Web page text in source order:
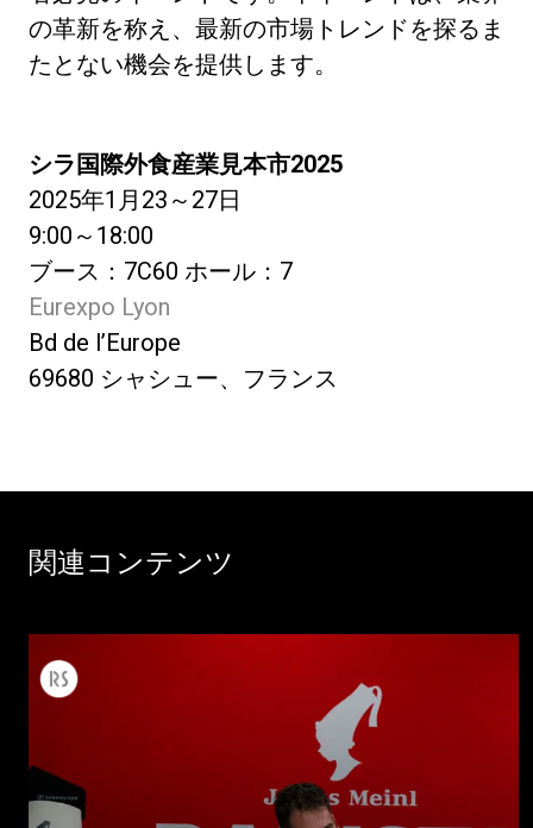
の革新を称え、最新の市場トレンドを探るま
たとない機会を提供します。
シラ国際外食産業見本市2025
2025年1月23～27日
9:00～18:00
ブース：7C60 ホール：7
Eurexpo Lyon
Bd de l’Europe
69680 シャシュー、フランス
関連コンテンツ